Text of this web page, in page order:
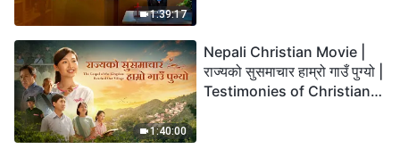
1:39:17
1:40:00
Nepali Christian Movie |
राज्यको सुसमाचार हाम्रो गाउँ पुग्यो |
Testimonies of Christians